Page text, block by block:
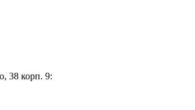
38 корп. 9: